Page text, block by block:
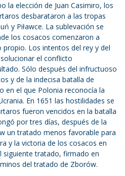
la elección de Juan Casimiro, los
desbarataron a las tropas
y Piławce. La sublevación se
los cosacos comenzaron a
propio. Los intentos del rey y del
el conflicto
Sólo después del infructuoso
y de la indecisa batalla de
en el que Polonia reconocía la
En 1651 las hostilidades se
fueron vencidos en la batalla
por tres días, después de la
un tratado menos favorable para
y la victoria de los cosacos en
siguiente tratado, firmado en
del tratado de Zborów.